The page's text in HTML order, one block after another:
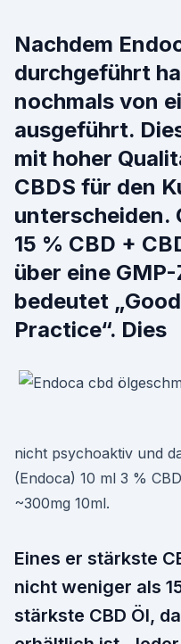
Nachdem
durchgeführt
nochmals von
ausgeführt.
mit hoher
CBDS für den
unterscheiden.
15 % CBD +
über eine
bedeutet
Practice“. Dies
nicht psychoaktiv und
(Endoca) 10 ml 3 %
~300mg 10ml.
Eines er stärkste
nicht weniger als
stärkste CBD Öl,